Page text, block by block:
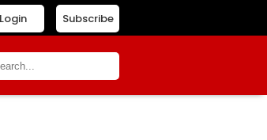
Subscribe
Login